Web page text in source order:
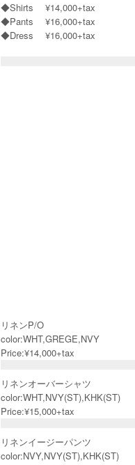
◆Shirts ¥14,000+tax
◆Pants ¥16,000+tax
◆Dress ¥16,000+tax
リネンP/O
color:WHT,GREGE,NVY
Price:¥14,000+tax
リネンオーバーシャツ
color:WHT,NVY(ST),KHK(ST)
Price:¥15,000+tax
リネンイージーパンツ
color:NVY,NVY(ST),KHK(ST)